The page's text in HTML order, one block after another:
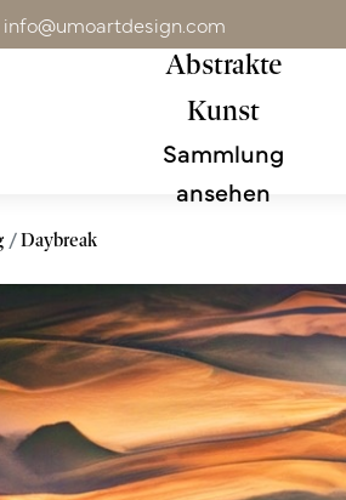
info@umoartdesign.com
Abstrakte
Kunst
Sammlung
ansehen
Daybreak